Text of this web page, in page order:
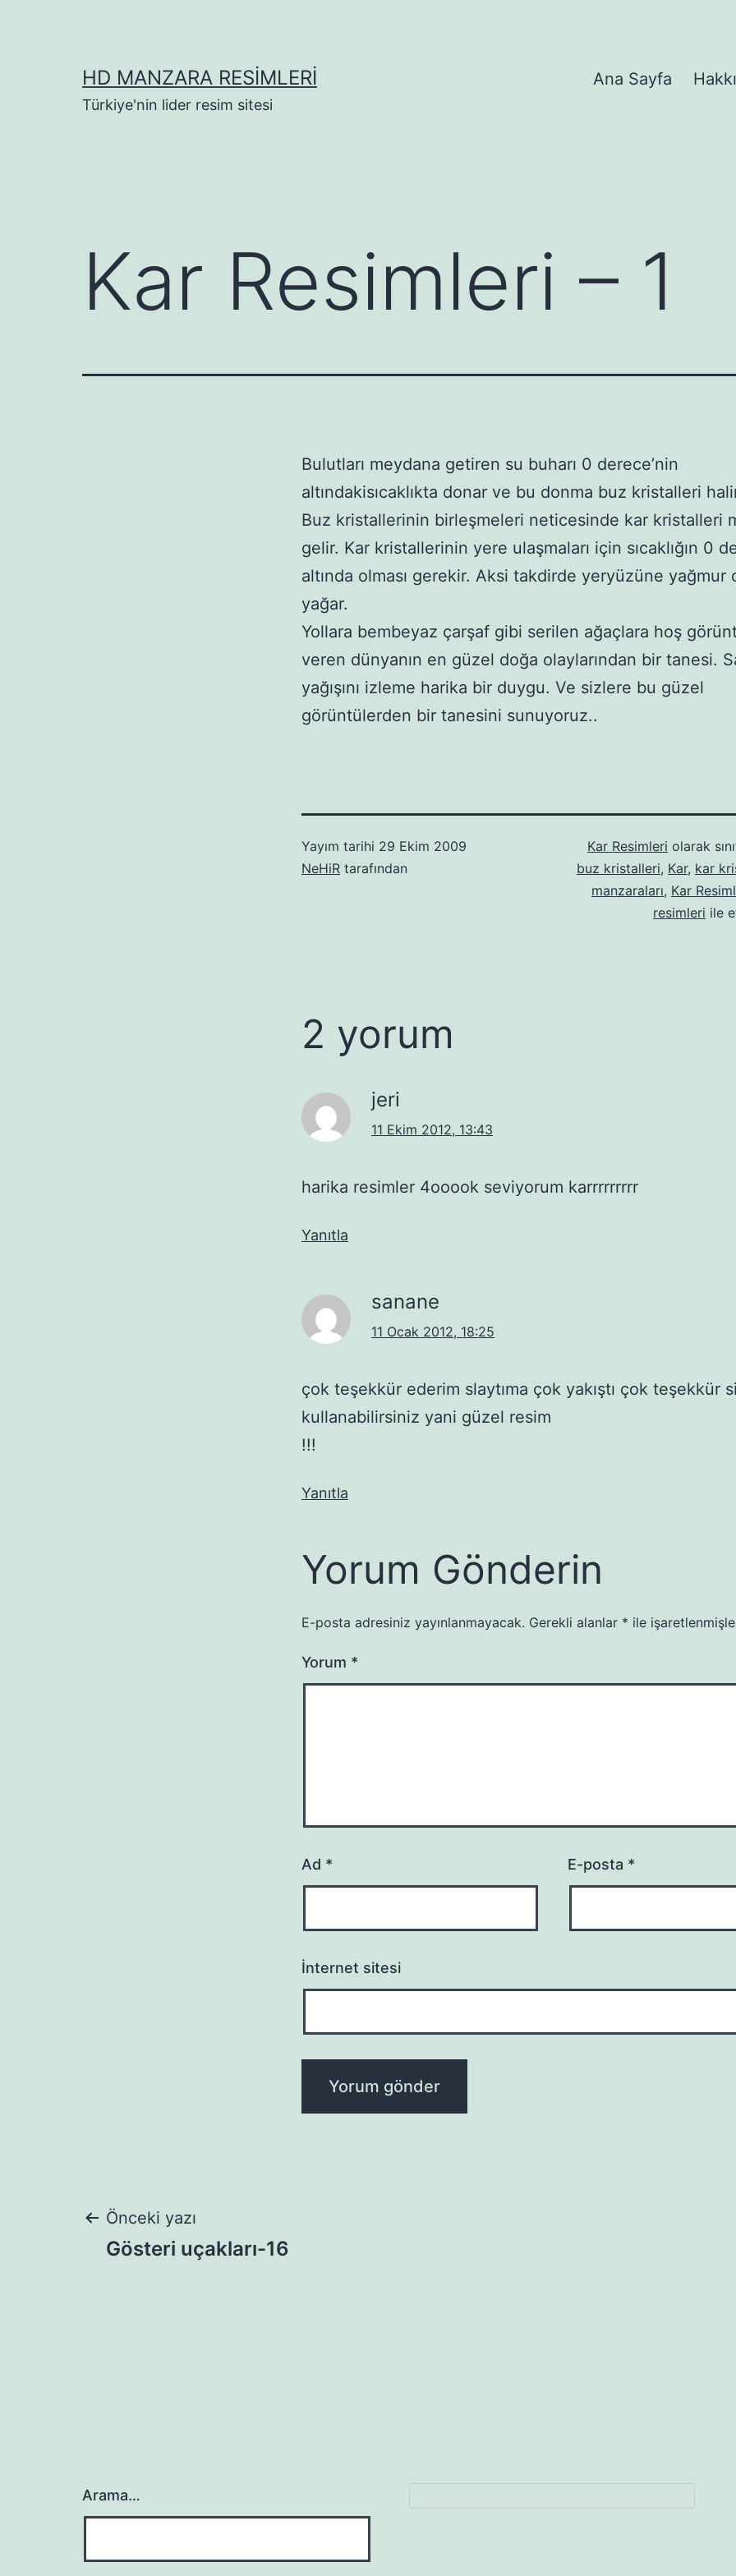
HD MANZARA RESIMLERI
Türkiye'nin lider resim sitesi
Ana Sayfa
Kar Resimleri – 1
Bulutları meydana getiren su buharı 0 derece’nin
altındakisıcaklıkta donar ve bu donma buz kristalleri
Buz kristallerinin birleşmeleri neticesinde kar kristalleri
gelir. Kar kristallerinin yere ulaşmaları için sıcaklığın 0
altında olması gerekir. Aksi takdirde yeryüzüne yağmur
yağar.
Yollara bembeyaz çarşaf gibi serilen ağaçlara hoş
veren dünyanın en güzel doğa olaylarından bir tanesi.
yağışını izleme harika bir duygu. Ve sizlere bu güzel
görüntülerden bir tanesini sunuyoruz..
Yayım tarihi 29 Ekim 2009
NeHiR tarafından
Kar Resimleri olarak
buz kristalleri, Kar, kar
manzaraları, Kar
resimleri ile
2 yorum
jeri
11 Ekim 2012, 13:43
harika resimler 4ooook seviyorum karrrrrrrrr
Yanıtla
sanane
11 Ocak 2012, 18:25
çok teşekkür ederim slaytıma çok yakıştı çok teşekkür
kullanabilirsiniz yani güzel resim
!!!
Yanıtla
Yorum Gönderin
E-posta adresiniz yayınlanmayacak. Gerekli alanlar * ile
Yorum *
Ad * E-posta *
İnternet sitesi
Yazı
Önceki yazı
Gösteri uçakları-16
Arama…